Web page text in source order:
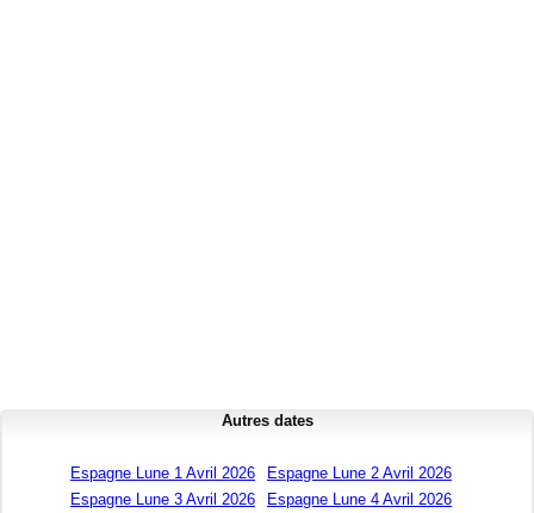
Autres dates
Espagne Lune 1 Avril 2026
Espagne Lune 2 Avril 2026
Espagne Lune 3 Avril 2026
Espagne Lune 4 Avril 2026